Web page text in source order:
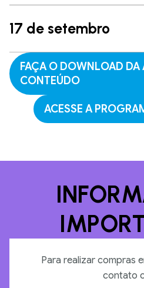
17 de setembro
FAÇA O DOWNLOAD DA
CONTEÚDO
ACESSE A
Para realizar compras
contato